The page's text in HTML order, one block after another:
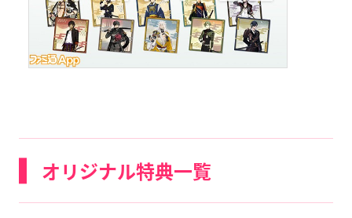
オリジナル特典一覧